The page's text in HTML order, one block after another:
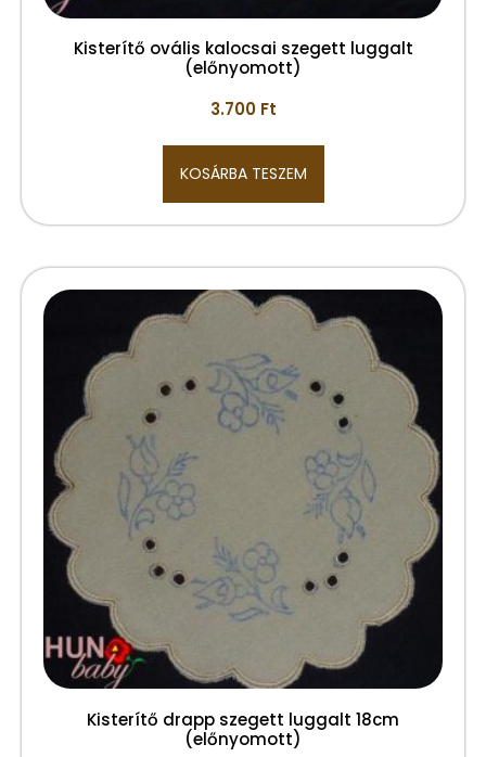
Kisterítő ovális kalocsai szegett luggalt
(előnyomott)
3.700 Ft
KOSÁRBA TESZEM
Kisterítő drapp szegett luggalt 18cm
(előnyomott)